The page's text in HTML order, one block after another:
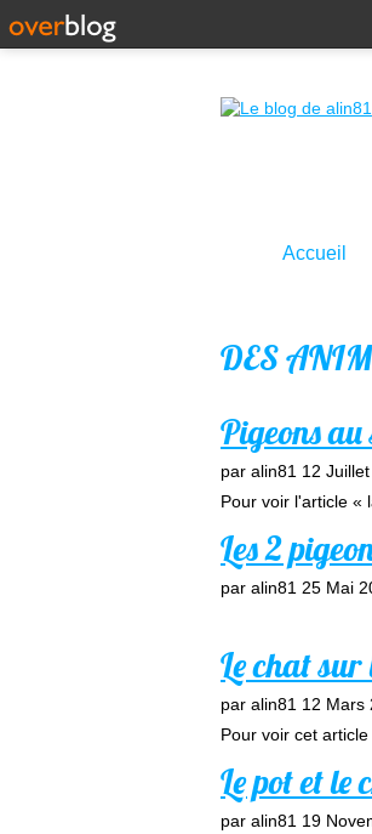
Accueil
DES
Pigeons au
par alin81 12
Pour voir l'article «
Les 2
par alin81 25 Mai
Le chat
par alin81 12 Mars
Pour voir cet
Le pot et le
par alin81 19